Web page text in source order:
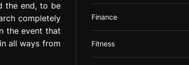
the end, to be
completely
the event that
all ways from
Finance
Fitness